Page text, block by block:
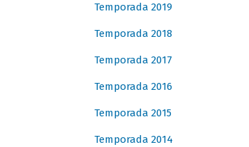
Temporada 2019
Temporada 2018
Temporada 2017
Temporada 2016
Temporada 2015
Temporada 2014